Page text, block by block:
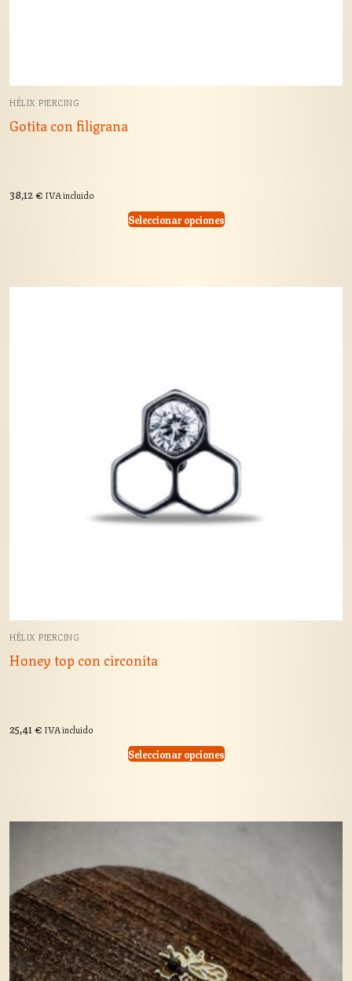
HÉLIX PIERCING
Gotita con filigrana
38,12€ IVA incluido
Seleccionar opciones
HÉLIX PIERCING
Honey top con circonita
25,41€ IVA incluido
Seleccionar opciones